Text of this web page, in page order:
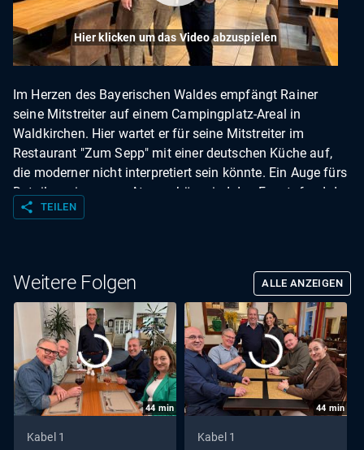
Hier klicken um das Video abzuspielen
Im Herzen des Bayerischen Waldes empfängt Rainer
seine Mitstreiter auf einem Campingplatz-Areal in
Waldkirchen. Hier wartet er für seine Mitstreiter im
Restaurant "Zum Sepp" mit einer deutschen Küche auf,
die moderner nicht interpretiert sein könnte. Ein Auge fürs
Detail sowie warme Atmosphäre sind das Faustpfand des
Gastgebers. Was werden seine Mitstreiter dazu sagen?
share TEILEN
Weitere Folgen ALLE ANZEIGEN
44 min
Kabel 1
44 min
Kabel 1